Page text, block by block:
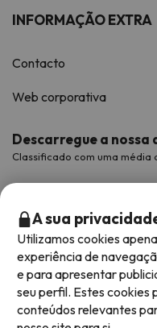
INFORMAÇÃO EXTRA
Contacto
Web corporativa
Descarregue a nossa
Classificado com uma média
A sua
Utilizamos cookies
experiência de
e para apresentar
seu perfil. Estes
conteúdos relevantes